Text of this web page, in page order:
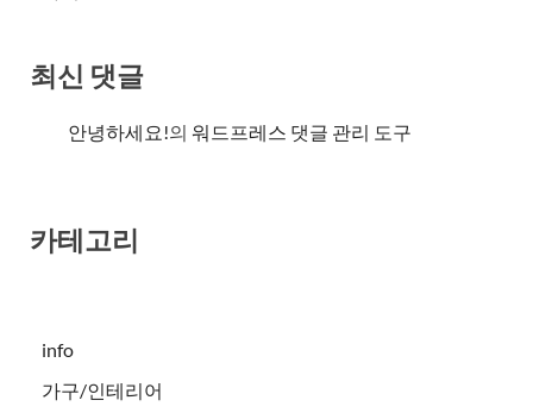
최신 댓글
안녕하세요!의 워드프레스 댓글 관리 도구
카테고리
info
가구/인테리어